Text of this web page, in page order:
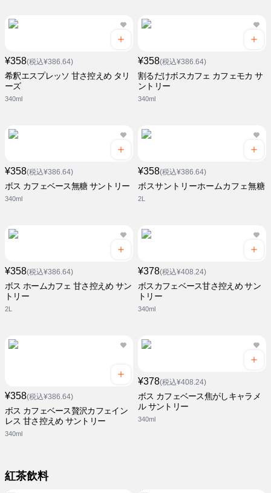
¥358(税込¥386.64)
希釈エスプレッソ 甘さ控えめ タリ
ーズ
340ml
¥358(税込¥386.64)
割るだけボスカフェ カフェモカ サ
ントリー
340ml
¥358(税込¥386.64)
ボス カフェベース無糖 サントリー
340ml
¥358(税込¥386.64)
ボスサントリーホームカフェ無糖
2L
¥358(税込¥386.64)
ボス ホームカフェ 甘さ控えめ サン
トリー
2L
¥378(税込¥408.24)
ボスカフェベース甘さ控えめ サン
トリー
340ml
¥358(税込¥386.64)
ボス カフェベース贅沢カフェイン
レス 甘さ控えめ サントリー
340ml
¥378(税込¥408.24)
ボス カフェベース焦がしキャラメ
ル サントリー
340ml
紅茶飲料